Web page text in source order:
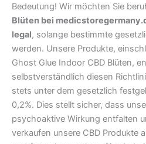
Bedeutung! Wir möchten Sie
Blüten bei
legal, solange bestimmte
werden. Unsere Produkte,
Ghost Glue Indoor CBD Blüten,
selbstverständlich diesen
stets unter dem gesetzlich
0,2%. Dies stellt sicher, dass
psychoaktive Wirkung entfalten
verkaufen unsere CBD Produkte